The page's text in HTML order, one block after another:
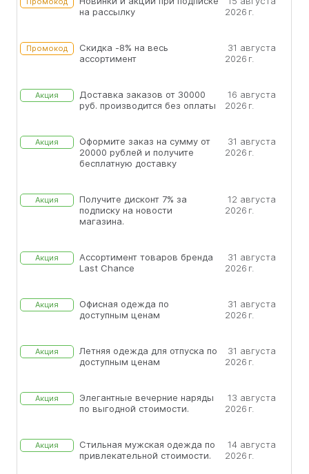
на рассылку
2026 г.
Промокод
Скидка -8% на весь
ассортимент
31 августа
2026 г.
Акция
Доставка заказов от 30000
руб. производится без оплаты
16 августа
2026 г.
Акция
Оформите заказ на сумму от
20000 рублей и получите
бесплатную доставку
31 августа
2026 г.
Акция
Получите дисконт 7% за
подписку на новости
магазина.
12 августа
2026 г.
Акция
Ассортимент товаров бренда
Last Chance
31 августа
2026 г.
Акция
Офисная одежда по
доступным ценам
31 августа
2026 г.
Акция
Летняя одежда для отпуска по
доступным ценам
31 августа
2026 г.
Акция
Элегантные вечерние наряды
по выгодной стоимости.
13 августа
2026 г.
Акция
Стильная мужская одежда по
привлекательной стоимости.
14 августа
2026 г.